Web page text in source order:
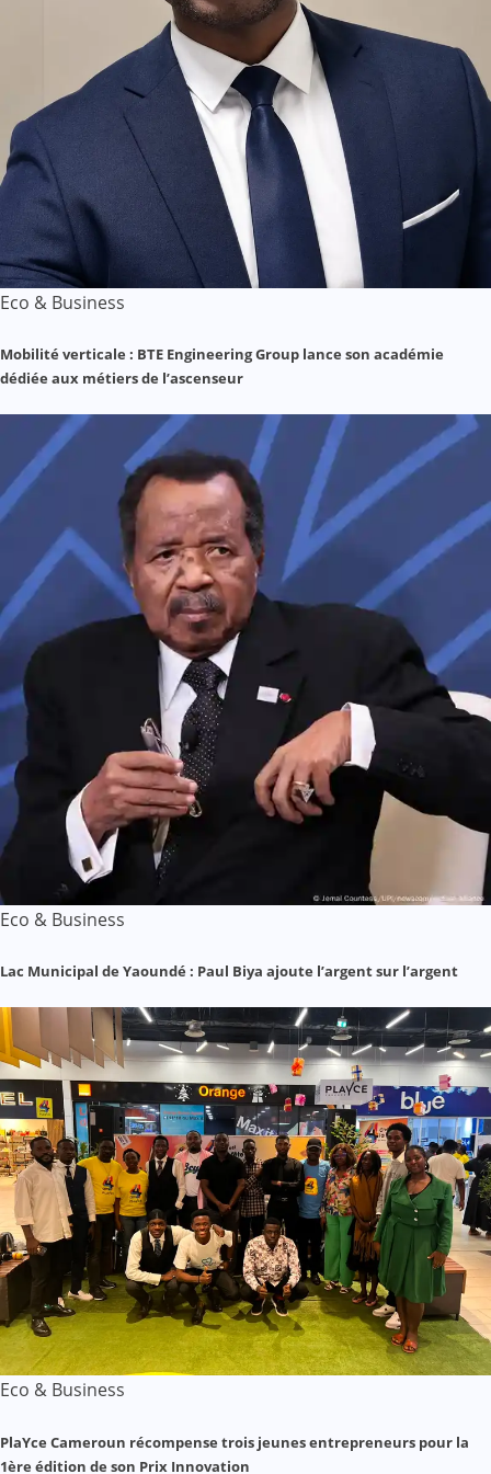
Eco & Business
Mobilité verticale : BTE Engineering Group lance son académie
dédiée aux métiers de l’ascenseur
Eco & Business
Lac Municipal de Yaoundé : Paul Biya ajoute l’argent sur l’argent
Eco & Business
PlaYce Cameroun récompense trois jeunes entrepreneurs pour la
1ère édition de son Prix Innovation